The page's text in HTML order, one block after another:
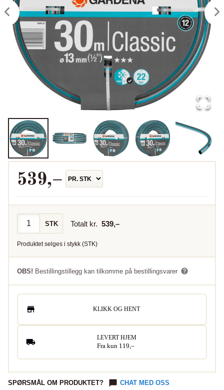
539,–
STK Totalt kr. 539,–
Produktet selges i stykk (STK)
OBS! Bestillingstillegg kan tilkomme på bestillingsvarer
KLIKK OG HENT
LEVERT HJEM
Fra kun 119,–
SPØRSMÅL OM PRODUKTET? CHAT MED OSS